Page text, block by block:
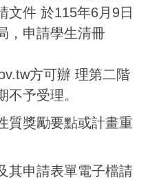
文件 於115年6月9日
，申請學生清冊
方可辦 理第二階
予受理。
質獎勵要點或計畫重
其申請表單電子檔請